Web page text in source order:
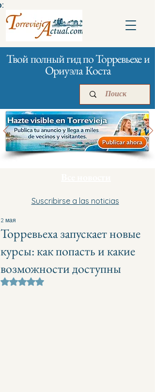
Твой полный гид по Торревьехе и
Ориуэла Коста
Главная Реклама
Suscribirse a las noticias
Торревьеха запускает новые
курсы: как попасть и какие
возможности доступны
2 мая
Оценка: не число из 5 звезд.